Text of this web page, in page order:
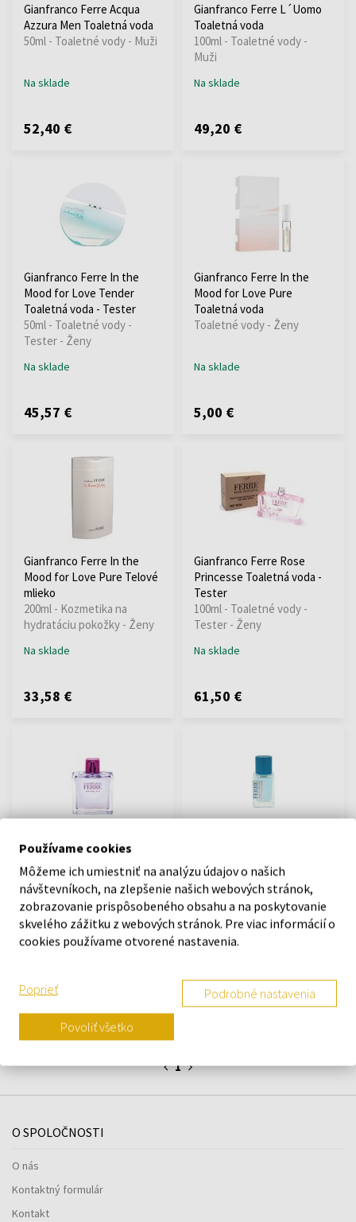
Gianfranco Ferre Acqua
Azzura Men Toaletná voda
50ml - Toaletné vody - Muži
Na sklade
52,40 €
Gianfranco Ferre L´Uomo
Toaletná voda
100ml - Toaletné vody -
Muži
Na sklade
49,20 €
Gianfranco Ferre In the
Mood for Love Tender
Toaletná voda - Tester
50ml - Toaletné vody -
Tester - Ženy
Na sklade
45,57 €
Gianfranco Ferre In the
Mood for Love Pure
Toaletná voda
Toaletné vody - Ženy
Na sklade
5,00 €
Gianfranco Ferre In the
Mood for Love Pure Telové
mlieko
200ml - Kozmetika na
hydratáciu pokožky - Ženy
Na sklade
33,58 €
Gianfranco Ferre Rose
Princesse Toaletná voda -
Tester
100ml - Toaletné vody -
Tester - Ženy
Na sklade
61,50 €
Gianfranco Ferre Blooming
Tester
100ml - Toaletné vody -
Ženy
Na sklade
30ml - Toaletné vody - Muži
Na sklade
13,46 €
1
O SPOLOČNOSTI
O nás
Kontaktný formulár
Kontakt
Používame cookies
Môžeme ich umiestniť na analýzu údajov o našich
návštevníkoch, na zlepšenie našich webových stránok,
zobrazovanie prispôsobeného obsahu a na poskytovanie
skvelého zážitku z webových stránok. Pre viac informácií o
cookies používame otvorené nastavenia.
Poprieť Podrobné nastavenia
Povoliť všetko